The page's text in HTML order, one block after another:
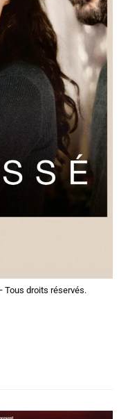
Tous droits réservés.